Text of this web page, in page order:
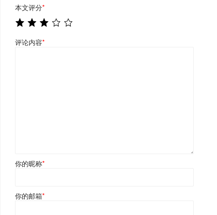
本文评分*
评论内容*
你的昵称*
你的邮箱*